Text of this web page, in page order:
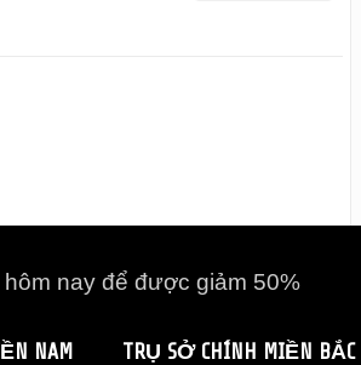
hôm nay để được giảm 50%
NAM TRỤ SỞ CHÍNH MIỀN BẮC